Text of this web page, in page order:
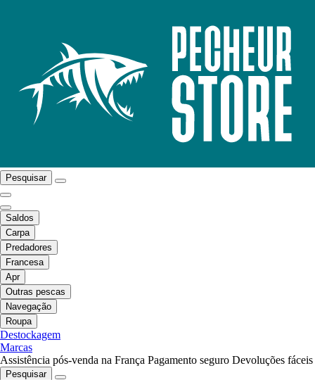
Pesquisar
Saldos
Carpa
Predadores
Francesa
Apr
Outras pescas
Navegação
Roupa
Destockagem
Marcas
Assistência pós-venda na França Pagamento seguro Devoluções fáceis
Pesquisar